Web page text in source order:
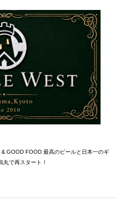
GOOD FOOD 最高のビールと日本一のギ
丸で再スタート！